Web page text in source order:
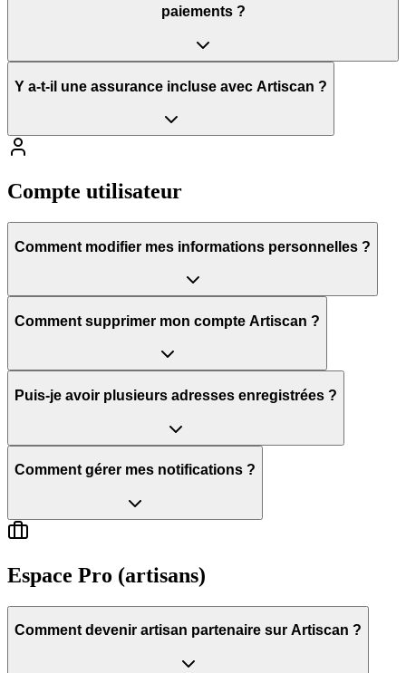
paiements ?
Y a-t-il une assurance incluse avec Artiscan ?
Compte utilisateur
Comment modifier mes informations personnelles ?
Comment supprimer mon compte Artiscan ?
Puis-je avoir plusieurs adresses enregistrées ?
Comment gérer mes notifications ?
Espace Pro (artisans)
Comment devenir artisan partenaire sur Artiscan ?